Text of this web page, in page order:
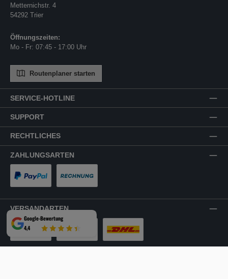
SERVICE-HOTLINE
SUPPORT
RECHTLICHES
ZAHLUNGSARTEN
VERSANDARTEN
LKW-Tour Spedition DHL
Metternichstr. 4
54292 Trier
Öffnungszeiten:
Mo - Fr: 07:45 - 17:00 Uhr
Routenplaner starten
Google-Bewertung
4,4